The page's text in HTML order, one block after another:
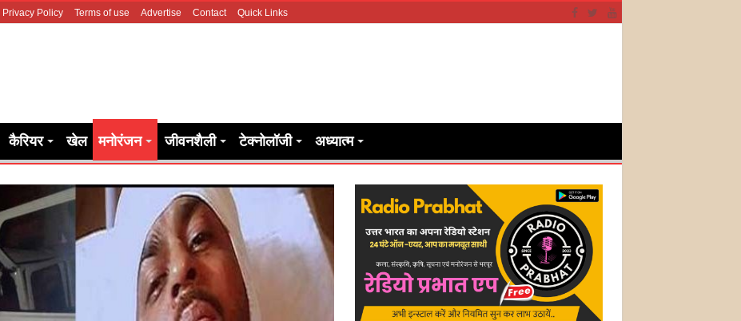
Privacy Policy Terms of use Advertise Contact Quick Links
कैरियर खेल मनोरंजन जीवनशैली टेक्नोलॉजी अध्यात्म